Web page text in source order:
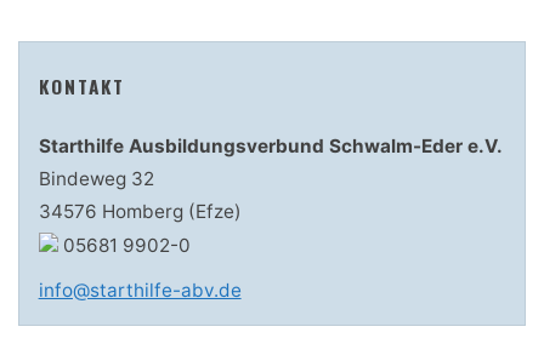
KONTAKT
Starthilfe Ausbildungsverbund Schwalm-Eder e.V.
Bindeweg 32
34576 Homberg (Efze)
05681 9902-0
info@starthilfe-abv.de